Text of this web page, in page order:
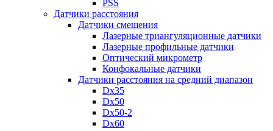
PSS
Датчики расстояния
Датчики смещения
Лазерные триангуляционные датчики
Лазерные профильные датчики
Оптический микрометр
Конфокальные датчики
Датчики расстояния на средний диапазон
Dx35
Dx50
Dx50-2
Dx60